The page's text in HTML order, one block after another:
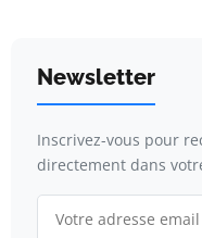
Newsletter
Inscrivez-vous pour
directement dans